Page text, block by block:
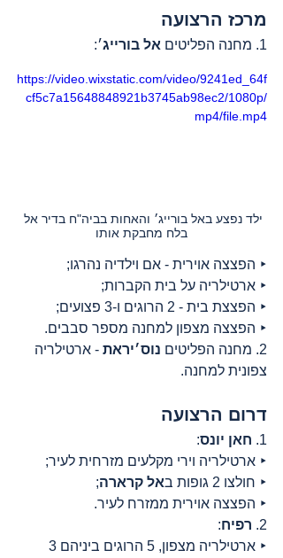
מרכז הרצועה
1. מחנה הפליטים אל בורייג׳:
https://video.wixstatic.com/video/9241ed_64f
cf5c7a15648848921b3745ab98ec2/1080p/
mp4/file.mp4
ילד נפצע באל בורייג׳ והאחות בביה"ח בדיר אל
בלח מחבקת אותו
‣ הפצצה אוירית - אם וילדיה נהרגו;
‣ ארטילריה על בית הקברות;
‣ הפצצת בית - 2 הרוגים ו-3 פצועים;
‣ הפצצה מצפון למחנה מספר סבבים.
2. מחנה הפליטים
נוס׳יראת - ארטילריה
צפונית למחנה.
דרום הרצועה
1. חאן יונס:
‣ ארטילריה וירי מקלעים מזרחית לעיר;
‣ חולצו 2 גופות ב
אל קרארה;
‣ הפצצה אוירית ממזרח לעיר.
2. רפיח: